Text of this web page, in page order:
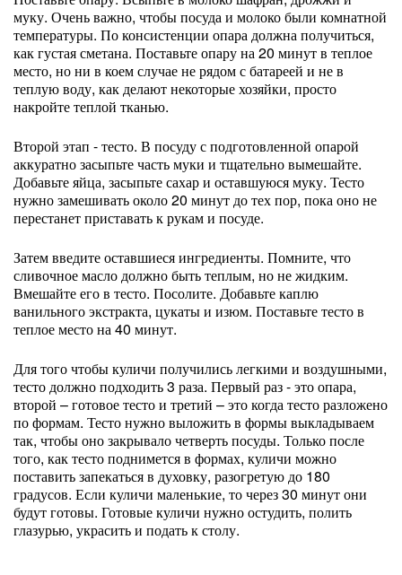
муку. Очень важно, чтобы посуда и молоко были комнатной
температуры. По консистенции опара должна получиться,
как густая сметана. Поставьте опару на 20 минут в теплое
место, но ни в коем случае не рядом с батареей и не в
теплую воду, как делают некоторые хозяйки, просто
накройте теплой тканью.
Второй этап - тесто. В посуду с подготовленной опарой
аккуратно засыпьте часть муки и тщательно вымешайте.
Добавьте яйца, засыпьте сахар и оставшуюся муку. Тесто
нужно замешивать около 20 минут до тех пор, пока оно не
перестанет приставать к рукам и посуде.
Затем введите оставшиеся ингредиенты. Помните, что
сливочное масло должно быть теплым, но не жидким.
Вмешайте его в тесто. Посолите. Добавьте каплю
ванильного экстракта, цукаты и изюм. Поставьте тесто в
теплое место на 40 минут.
Для того чтобы куличи получились легкими и воздушными,
тесто должно подходить 3 раза. Первый раз - это опара,
второй – готовое тесто и третий – это когда тесто разложено
по формам. Тесто нужно выложить в формы выкладываем
так, чтобы оно закрывало четверть посуды. Только после
того, как тесто поднимется в формах, куличи можно
поставить запекаться в духовку, разогретую до 180
градусов. Если куличи маленькие, то через 30 минут они
будут готовы. Готовые куличи нужно остудить, полить
глазурью, украсить и подать к столу.